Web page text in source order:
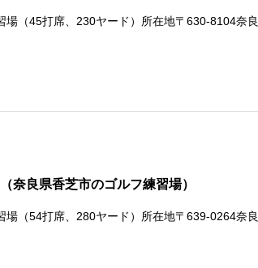
場（45打席、230ヤード）所在地〒630-8104奈良
奈良県香芝市のゴルフ練習場）
場（54打席、280ヤード）所在地〒639-0264奈良